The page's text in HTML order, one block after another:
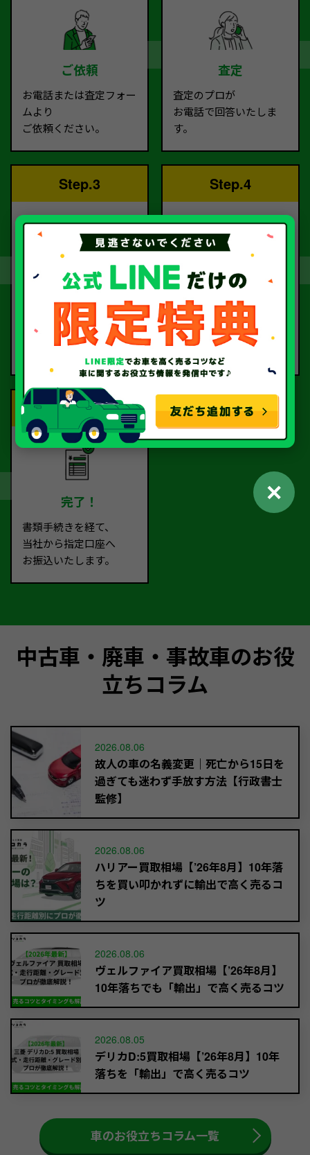
ご依頼
お電話または査定フォー
ムより
ご依頼ください。
査定
査定のプロが
お電話で回答いたしま
す。
Step.3
契約
査定額に
ご納得いただけました
ら、
Step.4
お引取り
お客様に
ご指定いただいた場所ま
で
Step.5
完了！
書類手続きを経て、
当社から指定口座へ
お振込いたします。
中古車・廃車・事故車のお役
立ちコラム
2026.08.06
故人の車の名義変更｜死亡から15日を
過ぎても迷わず手放す方法【行政書士
監修】
2026.08.06
ハリアー買取相場【’26年8月】10年落
ちを買い叩かれずに輸出で高く売るコ
ツ
2026.08.06
ヴェルファイア買取相場【’26年8月】
10年落ちでも「輸出」で高く売るコツ
2026.08.05
デリカD:5買取相場【’26年8月】10年
落ちを「輸出」で高く売るコツ
車のお役立ちコラム一覧
✕